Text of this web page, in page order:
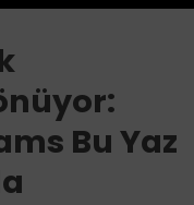
Bu Yaz